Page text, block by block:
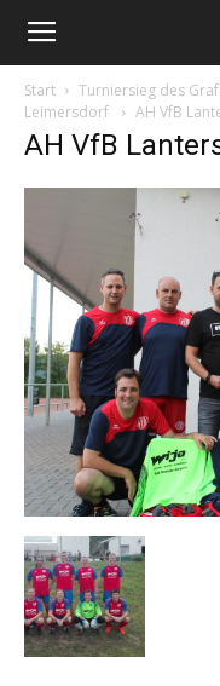
Start
Turniersieg des
Leimersdorf
AH VfB
AH VfB